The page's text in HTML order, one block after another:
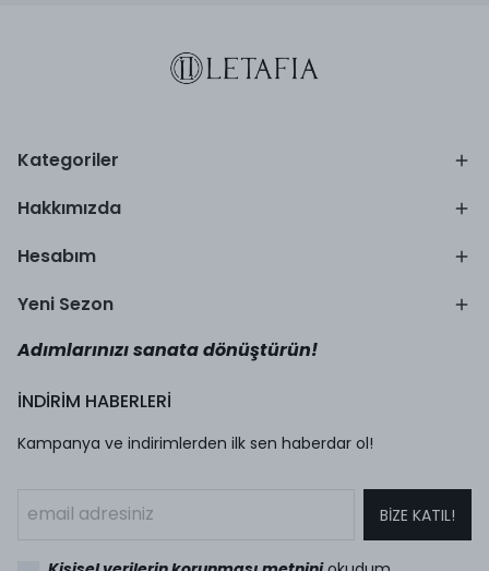
Kategoriler
Hakkımızda
Hesabım
Yeni Sezon
Adımlarınızı sanata dönüştürün!
İNDİRİM HABERLERİ
Kampanya ve indirimlerden ilk sen haberdar ol!
BİZE KATIL!